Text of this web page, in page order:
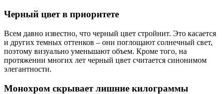
Черный цвет в приоритете
Всем давно известно, что черный цвет стройнит. Это касается
и других темных оттенков – они поглощают солнечный свет,
поэтому визуально уменьшают объем. Кроме того, на
протяжении многих лет черный цвет считается синонимом
элегантности.
Монохром скрывает лишние килограммы